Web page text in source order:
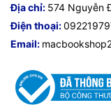
Địa chỉ: 574 Nguyễn
Điện thoại:
Email: